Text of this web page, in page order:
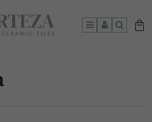
MenuPanelSzukaj